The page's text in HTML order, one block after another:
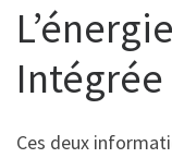
Intégrée
Ces deux